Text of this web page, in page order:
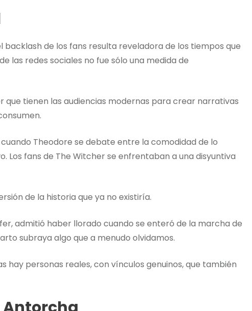
backlash de los fans resulta reveladora de los tiempos que
las redes sociales no fue sólo una medida de
tienen las audiencias modernas para crear narrativas
Theodore se debate entre la comodidad de lo
Los fans de The Witcher se enfrentaban a una disyuntiva
de la historia que ya no existiría.
admitió haber llorado cuando se enteró de la marcha de
subraya algo que a menudo olvidamos.
hay personas reales, con vínculos genuinos, que también